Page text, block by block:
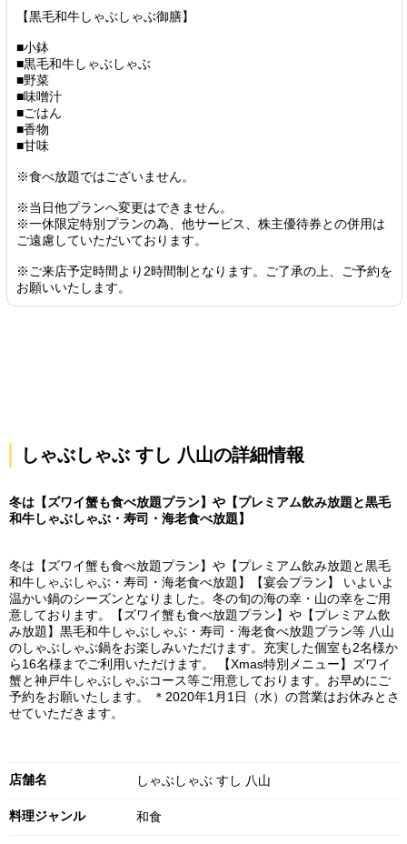
【黒毛和牛しゃぶしゃぶ御膳】
■小鉢
■黒毛和牛しゃぶしゃぶ
■野菜
■味噌汁
■ごはん
■香物
■甘味
※食べ放題ではございません。
※当日他プランへ変更はできません。
※一休限定特別プランの為、他サービス、株主優待券との併用は
ご遠慮していただいております。
※ご来店予定時間より2時間制となります。ご了承の上、ご予約を
お願いいたします。
しゃぶしゃぶ すし 八山の詳細情報
冬は【ズワイ蟹も食べ放題プラン】や【プレミアム飲み放題と黒毛
和牛しゃぶしゃぶ・寿司・海老食べ放題】
冬は【ズワイ蟹も食べ放題プラン】や【プレミアム飲み放題と黒毛
和牛しゃぶしゃぶ・寿司・海老食べ放題】【宴会プラン】 いよいよ
温かい鍋のシーズンとなりました。冬の旬の海の幸・山の幸をご用
意しております。【ズワイ蟹も食べ放題プラン】や【プレミアム飲
み放題】黒毛和牛しゃぶしゃぶ・寿司・海老食べ放題プラン等 八山
のしゃぶしゃぶ鍋をお楽しみいただけます。充実した個室も2名様か
ら16名様までご利用いただけます。 【Xmas特別メニュー】ズワイ
蟹と神戸牛しゃぶしゃぶコース等ご用意しております。お早めにご
予約をお願いたします。 ＊2020年1月1日（水）の営業はお休みとさ
せていただきます。
店舗名 しゃぶしゃぶ すし 八山
料理ジャンル 和食